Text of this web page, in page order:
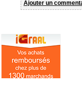
Ajouter un